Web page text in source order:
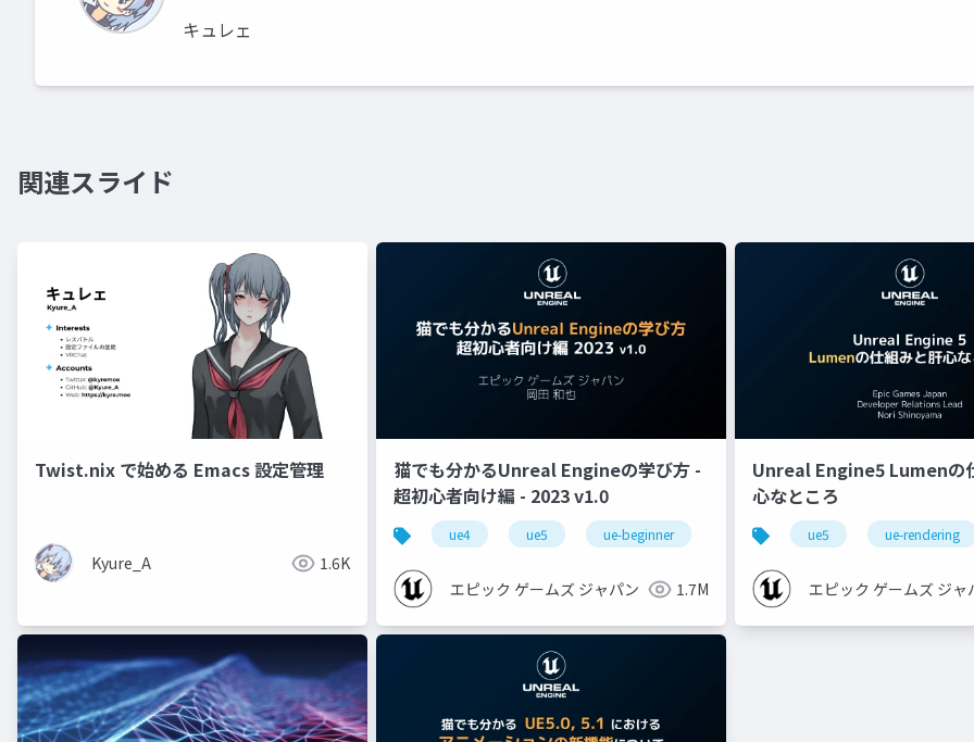
キュレェ
関連スライド
Twist.nix で始める Emacs 設定管理
Kyure_A 1.6K
猫でも分かるUnreal Engineの学び方 -
超初心者向け編 - 2023 v1.0
ue4 ue5 ue-beginner
エピック ゲームズ ジャパン 1.7M
Unreal Engine5 Lumenの
心なところ
ue5 ue-rendering
エピック ゲームズ ジャ